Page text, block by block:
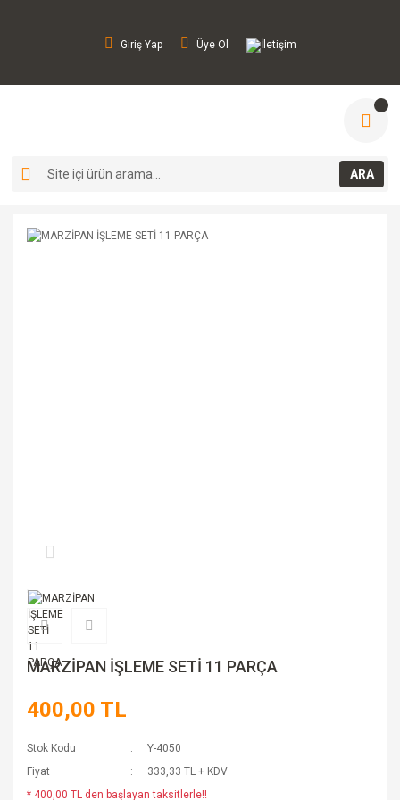
Giriş Yap Üye Ol İletişim
ARA
MARZİPAN İŞLEME SETİ 11 PARÇA
400,00 TL
Stok Kodu
Y-4050
Fiyat
333,33 TL + KDV
* 400,00 TL den başlayan taksitlerle!!